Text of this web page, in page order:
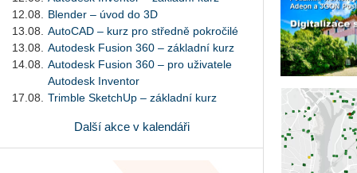
12.08.
Blender – úvod do 3D
13.08.
AutoCAD – kurz pro středně pokročilé
13.08.
Autodesk Fusion 360 – základní kurz
14.08.
Autodesk Fusion 360 – pro uživatele
Autodesk Inventor
17.08.
Trimble SketchUp – základní kurz
Další akce v kalendáři